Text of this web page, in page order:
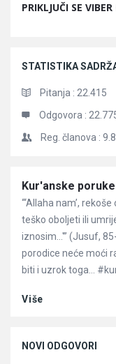
PRIKLJUČI SE
STATISTIKA
Pitanja : 22.415
Odgovora :
Reg. članova :
Članci
Kur'anske poruke
“‘Allaha nam’,
teško oboljeti ili
iznosim…'” (Jusuf,
porodice neće moći
biti i uzrok toga…
Više
NOVI ODGOVORI